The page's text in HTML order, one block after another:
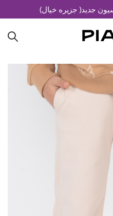
جدید( جزیره خیال)